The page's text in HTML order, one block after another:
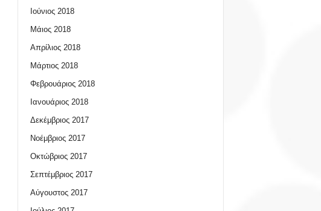
Ιούνιος 2018
Μάιος 2018
Απρίλιος 2018
Μάρτιος 2018
Φεβρουάριος 2018
Ιανουάριος 2018
Δεκέμβριος 2017
Νοέμβριος 2017
Οκτώβριος 2017
Σεπτέμβριος 2017
Αύγουστος 2017